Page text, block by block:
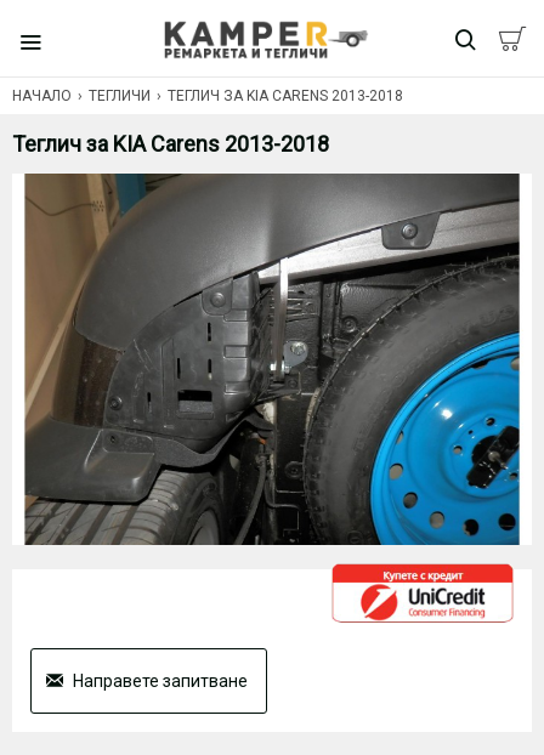
НАЧАЛО ТЕГЛИЧИ ТЕГЛИЧ ЗА KIA CARENS 2013-2018
Теглич за KIA Carens 2013-2018
Направете запитване